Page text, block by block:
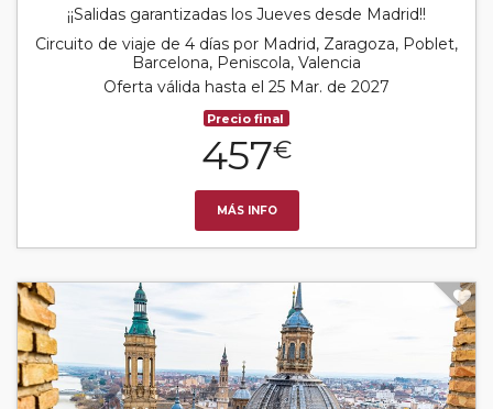
¡¡Salidas garantizadas los Jueves desde Madrid!!
Circuito de viaje de 4 días por Madrid, Zaragoza, Poblet,
Barcelona, Peniscola, Valencia
Oferta válida hasta el 25 Mar. de 2027
Precio final
457€
MÁS INFO